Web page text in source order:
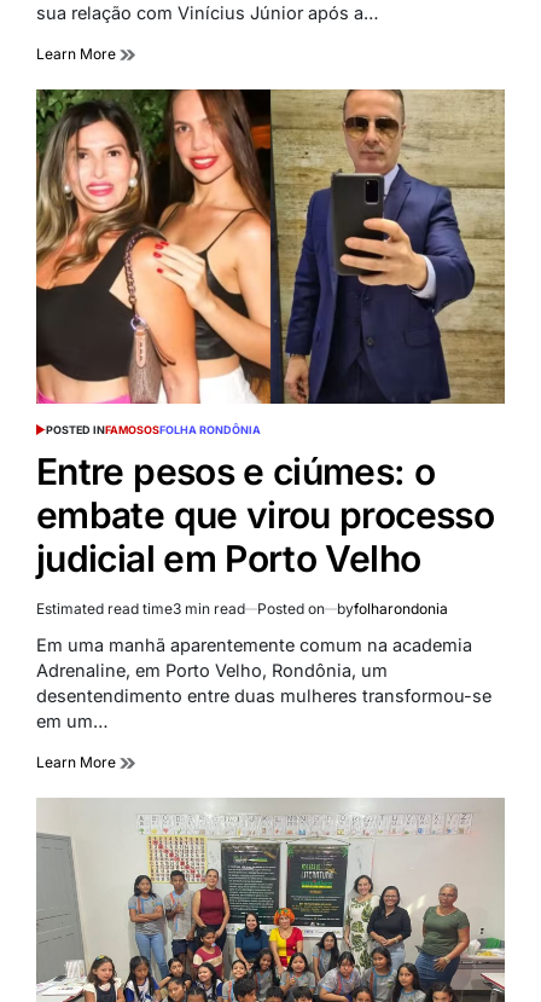
sua relação com Vinícius Júnior após a…
Learn More
POSTED INFAMOSOSFOLHA RONDÔNIA
Entre pesos e ciúmes: o
embate que virou processo
judicial em Porto Velho
Estimated read time3 min read Posted on byfolharondonia
Em uma manhã aparentemente comum na academia
Adrenaline, em Porto Velho, Rondônia, um
desentendimento entre duas mulheres transformou-se
em um…
Learn More